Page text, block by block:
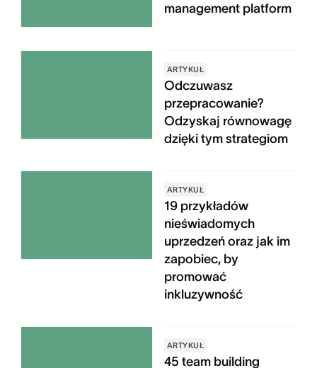
management platform
ARTYKUŁ
Odczuwasz
przepracowanie?
Odzyskaj równowagę
dzięki tym strategiom
ARTYKUŁ
19 przykładów
nieświadomych
uprzedzeń oraz jak im
zapobiec, by
promować
inkluzywność
ARTYKUŁ
45 team building